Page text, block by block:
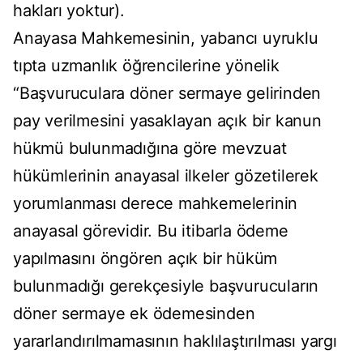
hakları yoktur).
Anayasa Mahkemesinin, yabancı uyruklu
tıpta uzmanlık öğrencilerine yönelik
“Başvuruculara döner sermaye gelirinden
pay verilmesini yasaklayan açık bir kanun
hükmü bulunmadığına göre mevzuat
hükümlerinin anayasal ilkeler gözetilerek
yorumlanması derece mahkemelerinin
anayasal görevidir. Bu itibarla ödeme
yapılmasını öngören açık bir hüküm
bulunmadığı gerekçesiyle başvurucuların
döner sermaye ek ödemesinden
yararlandırılmamasının haklılaştırılması yargı